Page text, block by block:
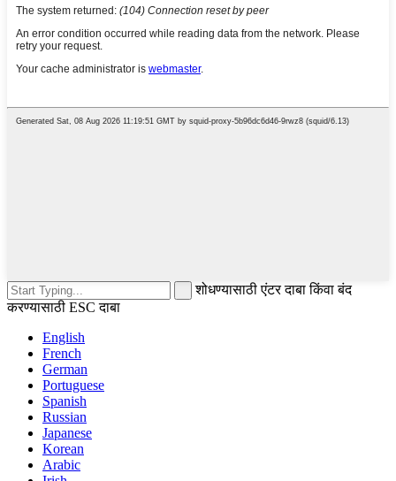
शोधण्यासाठी एंटर दाबा किंवा बंद
करण्यासाठी ESC दाबा
English
French
German
Portuguese
Spanish
Russian
Japanese
Korean
Arabic